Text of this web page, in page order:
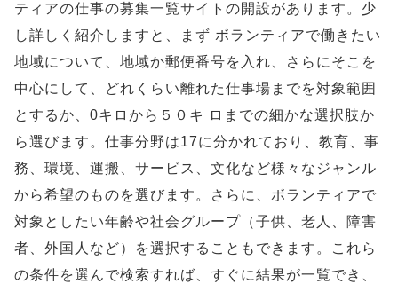
ティアの仕事の募集一覧サイトの開設があります。少
し詳しく紹介しますと、まず ボランティアで働きたい
地域について、地域か郵便番号を入れ、さらにそこを
中心にして、どれくらい離れた仕事場までを対象範囲
とするか、0キロから５０キ ロまでの細かな選択肢か
ら選びます。仕事分野は17に分かれており、教育、事
務、環境、運搬、サービス、文化など様々なジャンル
から希望のものを選びます。さらに、ボランティアで
対象としたい年齢や社会グループ（子供、老人、障害
者、外国人など）を選択することもできます。これら
の条件を選んで検索すれば、すぐに結果が一覧でき、